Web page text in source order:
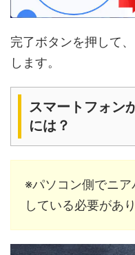
完了ボタンを押して
します。
スマートフォン
には？
※パソコン側でニ
している必要があり